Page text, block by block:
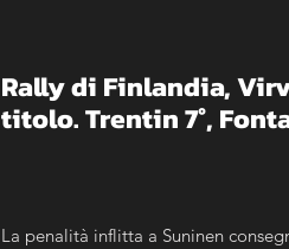
Rally di Finlandia,
titolo. Trentin 7°,
La penalità inflitta a Suninen